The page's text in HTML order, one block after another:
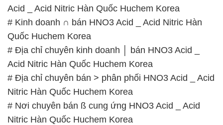
Acid _ Acid Nitric Hàn Quốc Huchem Korea
# Kinh doanh ∩ bán HNO3 Acid _ Acid Nitric Hàn
Quốc Huchem Korea
# Địa chỉ chuyên kinh doanh │ bán HNO3 Acid _
Acid Nitric Hàn Quốc Huchem Korea
# Địa chỉ chuyên bán > phân phối HNO3 Acid _ Acid
Nitric Hàn Quốc Huchem Korea
# Nơi chuyên bán ß cung ứng HNO3 Acid _ Acid
Nitric Hàn Quốc Huchem Korea